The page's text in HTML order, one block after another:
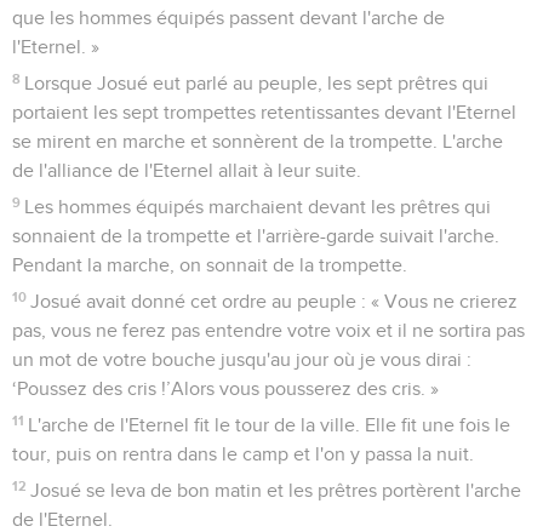
que les hommes équipés passent devant l'arche de
l'Eternel. »
8 Lorsque Josué eut parlé au peuple, les sept prêtres qui
portaient les sept trompettes retentissantes devant l'Eternel
se mirent en marche et sonnèrent de la trompette. L'arche
de l'alliance de l'Eternel allait à leur suite.
9 Les hommes équipés marchaient devant les prêtres qui
sonnaient de la trompette et l'arrière-garde suivait l'arche.
Pendant la marche, on sonnait de la trompette.
10 Josué avait donné cet ordre au peuple : « Vous ne crierez
pas, vous ne ferez pas entendre votre voix et il ne sortira pas
un mot de votre bouche jusqu'au jour où je vous dirai :
‘Poussez des cris !’Alors vous pousserez des cris. »
11 L'arche de l'Eternel fit le tour de la ville. Elle fit une fois le
tour, puis on rentra dans le camp et l'on y passa la nuit.
12 Josué se leva de bon matin et les prêtres portèrent l'arche
de l'Eternel.